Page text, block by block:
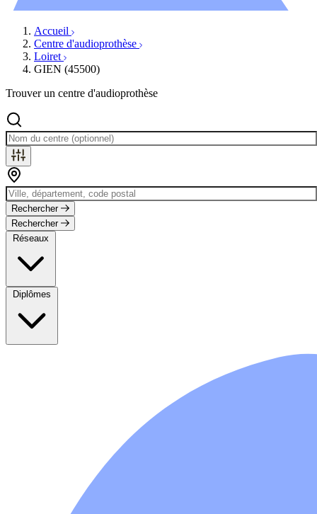
Accueil
Centre d'audioprothèse
Loiret
GIEN (45500)
Trouver un centre d'audioprothèse
Rechercher
Rechercher
Réseaux
Diplômes